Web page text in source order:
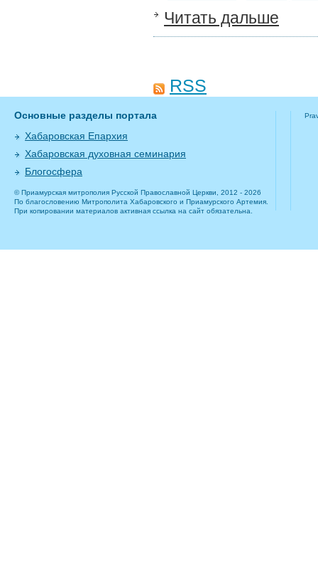
Читать дальше
RSS
Основные разделы портала
Хабаровская Епархия
Хабаровская духовная семинария
Блогосфера
© Приамурская митрополия Русской Православной Церкви, 2012 - 2026
По благословению Митрополита Хабаровского и Приамурского Артемия.
При копировании материалов активная ссылка на сайт обязательна.